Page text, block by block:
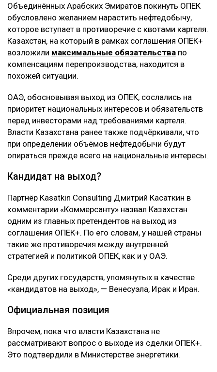
Объединённых Арабских Эмиратов покинуть ОПЕК
обусловлено желанием нарастить нефтедобычу,
которое вступает в противоречие с квотами картеля.
Казахстан, на который в рамках соглашения ОПЕК+
возложили максимальные обязательства по
компенсациям перепроизводства, находится в
похожей ситуации.
ОАЭ, обосновывая выход из ОПЕК, сослались на
приоритет национальных интересов и обязательств
перед инвесторами над требованиями картеля.
Власти Казахстана ранее также подчёркивали, что
при определении объёмов нефтедобычи будут
опираться прежде всего на национальные интересы.
Кандидат на выход?
Партнёр Kasatkin Consulting Дмитрий Касаткин в
комментарии «Коммерсанту» назвал Казахстан
одним из главных претендентов на выход из
соглашения ОПЕК+. По его словам, у нашей страны
такие же противоречия между внутренней
стратегией и политикой ОПЕК, как и у ОАЭ.
Среди других государств, упомянутых в качестве
«кандидатов на выход», — Венесуэла, Ирак и Иран.
Официальная позиция
Впрочем, пока что власти Казахстана не
рассматривают вопрос о выходе из сделки ОПЕК+.
Это подтвердили в Министерстве энергетики.